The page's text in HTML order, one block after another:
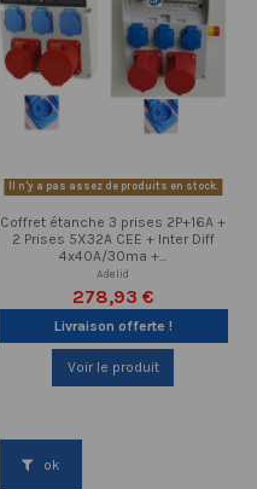
Il n'y a pas assez de produits en stock.
Coffret étanche 3 prises 2P+16A +
2 Prises 5X32A CEE + Inter Diff
4x40A/30ma +...
Adelid
278,93 €
Livraison offerte !
Voir le produit
ok